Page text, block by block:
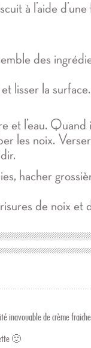
à l’aide
des
lisser la surface.
et l’eau.
les noix.
hacher
de noix et
inavouable de crème
🙂